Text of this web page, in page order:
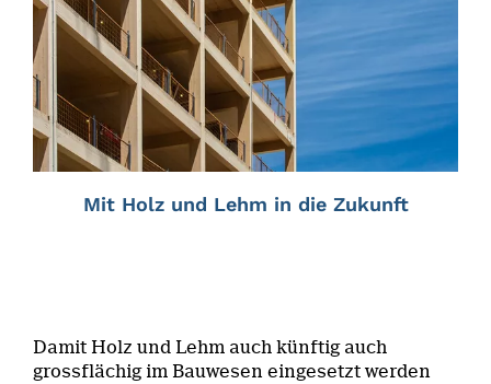
Mit Holz und Lehm in die Zukunft
Damit Holz und Lehm auch künftig auch
grossflächig im Bauwesen eingesetzt werden